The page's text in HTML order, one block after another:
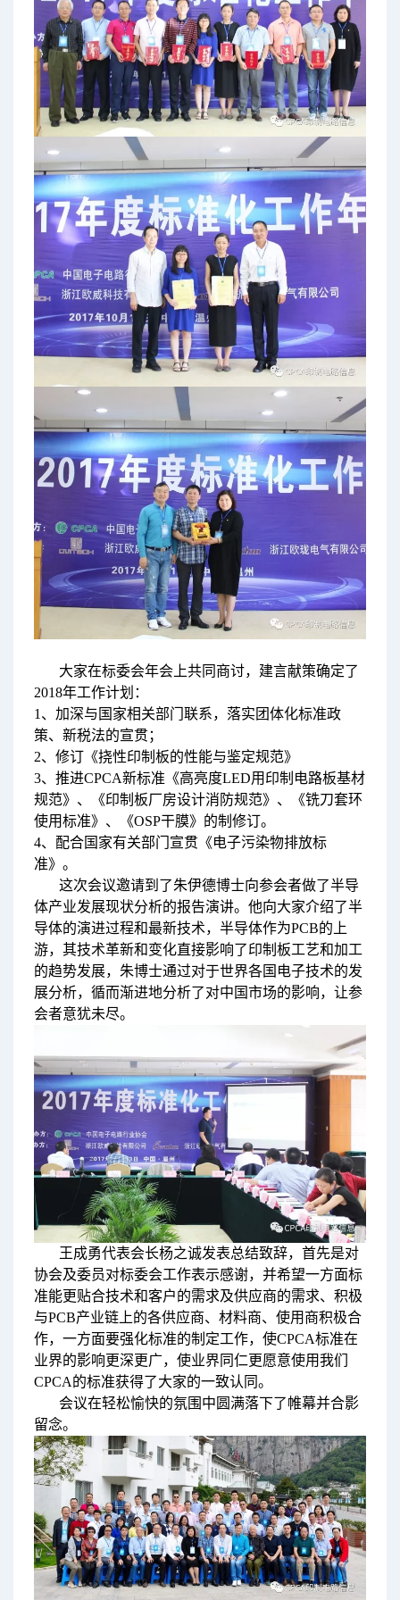
大家在标委会年会上共同商讨，建言献策确定了
2018年工作计划：
1、加深与国家相关部门联系，落实团体化标准政
策、新税法的宣贯；
2、修订《挠性印制板的性能与鉴定规范》
3、推进CPCA新标准《高亮度LED用印制电路板基材
规范》、《印制板厂房设计消防规范》、《铣刀套环
使用标准》、《OSP干膜》的制修订。
4、配合国家有关部门宣贯《电子污染物排放标
准》。
这次会议邀请到了朱伊德博士向参会者做了半导
体产业发展现状分析的报告演讲。他向大家介绍了半
导体的演进过程和最新技术，半导体作为PCB的上
游，其技术革新和变化直接影响了印制板工艺和加工
的趋势发展，朱博士通过对于世界各国电子技术的发
展分析，循而渐进地分析了对中国市场的影响，让参
会者意犹未尽。
王成勇代表会长杨之诚发表总结致辞，首先是对
协会及委员对标委会工作表示感谢，并希望一方面标
准能更贴合技术和客户的需求及供应商的需求、积极
与PCB产业链上的各供应商、材料商、使用商积极合
作，一方面要强化标准的制定工作，使CPCA标准在
业界的影响更深更广，使业界同仁更愿意使用我们
CPCA的标准获得了大家的一致认同。
会议在轻松愉快的氛围中圆满落下了帷幕并合影
留念。